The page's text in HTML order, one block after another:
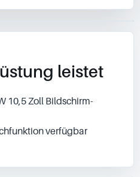
leistet
10,5 Zoll Bildschirm-
verfügbar